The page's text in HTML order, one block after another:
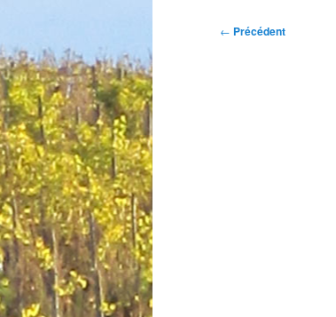
Navigation
← Précédent